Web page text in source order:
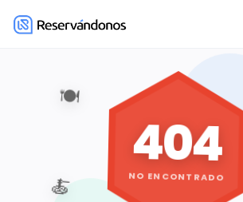
🍽️
🍝
404
NO ENCONTRADO